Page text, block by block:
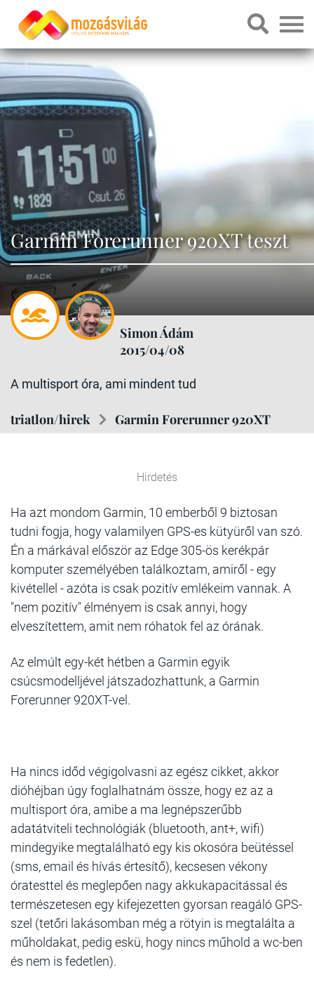
Garmin Forerunner 920XT teszt
Simon Ádám
2015/04/08
A multisport óra, ami mindent tud
triatlon/hirek Garmin Forerunner 920XT
Hirdetés
Ha azt mondom Garmin, 10 emberből 9 biztosan
tudni fogja, hogy valamilyen GPS-es kütyüről van szó.
Én a márkával először az Edge 305-ös kerékpár
komputer személyében találkoztam, amiről - egy
kivétellel - azóta is csak pozitív emlékeim vannak. A
"nem pozitív" élményem is csak annyi, hogy
elveszítettem, amit nem róhatok fel az órának.
Az elmúlt egy-két hétben a Garmin egyik
csúcsmodelljével játszadozhattunk, a Garmin
Forerunner 920XT-vel.
Ha nincs időd végigolvasni az egész cikket, akkor
dióhéjban úgy foglalhatnám össze, hogy ez az a
multisport óra, amibe a ma legnépszerűbb
adatátviteli technológiák (bluetooth, ant+, wifi)
mindegyike megtalálható egy kis okosóra beütéssel
(sms, email és hívás értesítő), kecsesen vékony
óratesttel és meglepően nagy akkukapacitással és
természetesen egy kifejezetten gyorsan reagáló GPS-
szel (tetőri lakásomban még a rötyin is megtalálta a
műholdakat, pedig eskü, hogy nincs műhold a wc-ben
és nem is fedetlen).